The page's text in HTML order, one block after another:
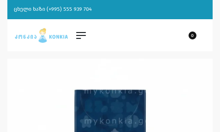
ცხელი ხაზი (+995) 555 939 704
0